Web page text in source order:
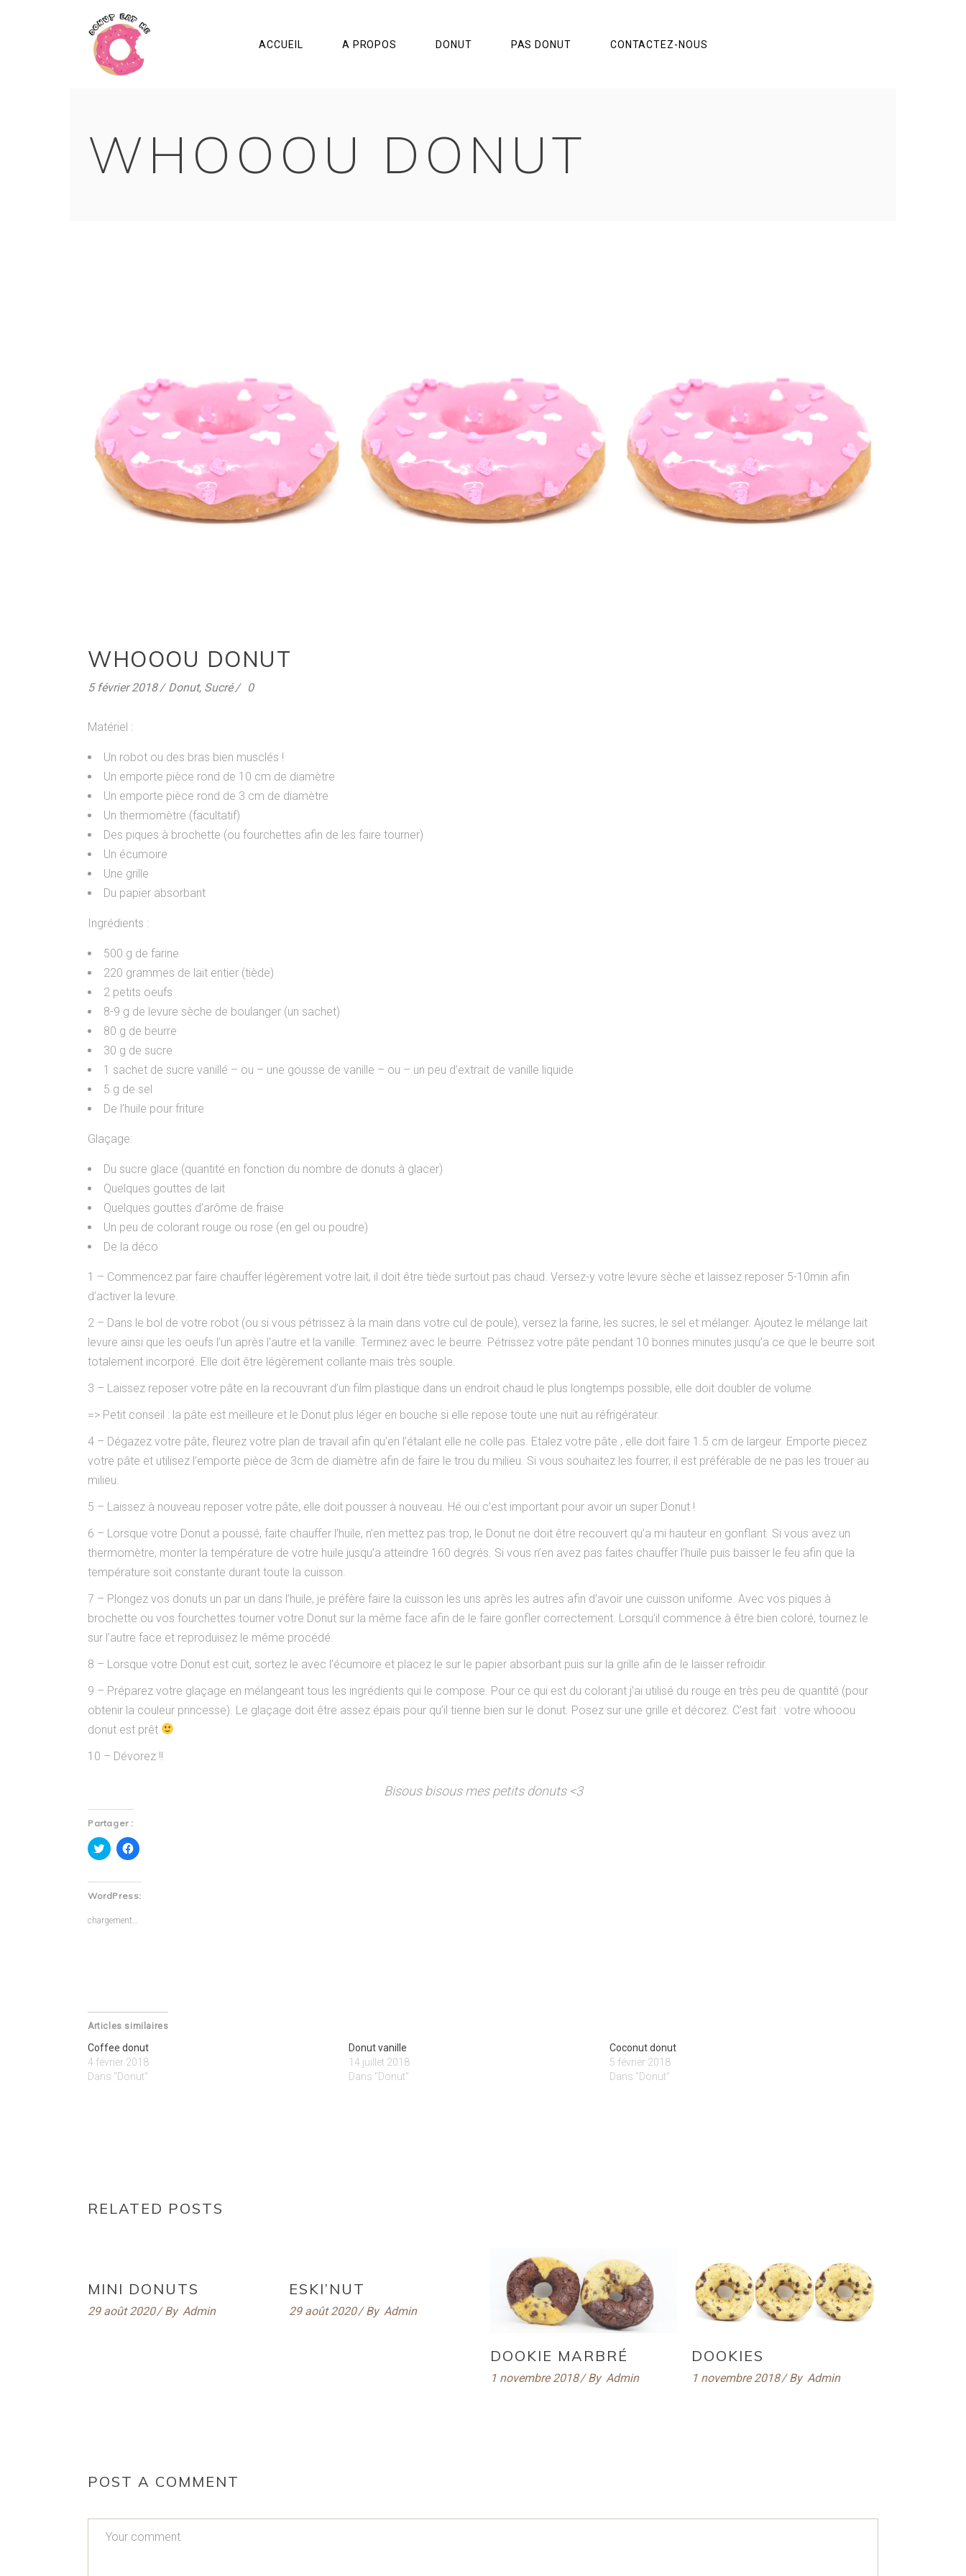
ACCUEIL A PROPOS DONUT PAS DONUT CONTACTEZ-NOUS
WHOOOU DONUT
WHOOOU DONUT
5 février 2018 Donut, Sucré 0
Matériel :
Un robot ou des bras bien musclés !
Un emporte pièce rond de 10 cm de diamètre
Un emporte pièce rond de 3 cm de diamètre
Un thermomètre (facultatif)
Des piques à brochette (ou fourchettes afin de les faire tourner)
Un écumoire
Une grille
Du papier absorbant
Ingrédients :
500 g de farine
220 grammes de lait entier (tiède)
2 petits oeufs
8-9 g de levure sèche de boulanger (un sachet)
80 g de beurre
30 g de sucre
1 sachet de sucre vanillé – ou – une gousse de vanille – ou – un peu d’extrait de vanille liquide
5 g de sel
De l’huile pour friture
Glaçage:
Du sucre glace (quantité en fonction du nombre de donuts à glacer)
Quelques gouttes de lait
Quelques gouttes d’arôme de fraise
Un peu de colorant rouge ou rose (en gel ou poudre)
De la déco
1 – Commencez par faire chauffer légèrement votre lait, il doit être tiède surtout pas chaud. Versez-y votre levure sèche et laissez reposer 5-10min afin
d’activer la levure.
2 – Dans le bol de votre robot (ou si vous pétrissez à la main dans votre cul de poule), versez la farine, les sucres, le sel et mélanger. Ajoutez le mélange lait
levure ainsi que les oeufs l’un après l’autre et la vanille. Terminez avec le beurre. Pétrissez votre pâte pendant 10 bonnes minutes jusqu’a ce que le beurre soit
totalement incorporé. Elle doit être légèrement collante mais très souple.
3 – Laissez reposer votre pâte en la recouvrant d’un film plastique dans un endroit chaud le plus longtemps possible, elle doit doubler de volume.
=> Petit conseil : la pâte est meilleure et le Donut plus léger en bouche si elle repose toute une nuit au réfrigérateur.
4 – Dégazez votre pâte, fleurez votre plan de travail afin qu’en l’étalant elle ne colle pas. Etalez votre pâte , elle doit faire 1.5 cm de largeur. Emporte piecez
votre pâte et utilisez l’emporte pièce de 3cm de diamètre afin de faire le trou du milieu. Si vous souhaitez les fourrer, il est préférable de ne pas les trouer au
milieu.
5 – Laissez à nouveau reposer votre pâte, elle doit pousser à nouveau. Hé oui c’est important pour avoir un super Donut !
6 – Lorsque votre Donut a poussé, faite chauffer l’huile, n’en mettez pas trop, le Donut ne doit être recouvert qu’a mi hauteur en gonflant. Si vous avez un
thermomètre, monter la température de votre huile jusqu’a atteindre 160 degrés. Si vous n’en avez pas faites chauffer l’huile puis baisser le feu afin que la
température soit constante durant toute la cuisson.
7 – Plongez vos donuts un par un dans l’huile, je préfère faire la cuisson les uns après les autres afin d’avoir une cuisson uniforme. Avec vos piques à
brochette ou vos fourchettes tourner votre Donut sur la même face afin de le faire gonfler correctement. Lorsqu’il commence à être bien coloré, tournez le
sur l’autre face et reproduisez le même procédé.
8 – Lorsque votre Donut est cuit, sortez le avec l’écumoire et placez le sur le papier absorbant puis sur la grille afin de le laisser refroidir.
9 – Préparez votre glaçage en mélangeant tous les ingrédients qui le compose. Pour ce qui est du colorant j’ai utilisé du rouge en très peu de quantité (pour
obtenir la couleur princesse). Le glaçage doit être assez épais pour qu’il tienne bien sur le donut. Posez sur une grille et décorez. C’est fait : votre whooou
donut est prêt
10 – Dévorez !!
Bisous bisous mes petits donuts <3
Partager :
Cliquez
pour
Twitter(ouvre
dans
une
fenêtre)
Cliquez
pour
Facebook(ouvre
dans
une
fenêtre)
WordPress:
chargement…
Articles similaires
Coffee donut
4 février 2018
Dans "Donut"
Donut vanille
14 juillet 2018
Dans "Donut"
Coconut donut
5 février 2018
Dans "Donut"
RELATED POSTS
MINI DONUTS
29 août 2020 By Admin
ESKI’NUT
29 août 2020 By Admin
DOOKIE MARBRÉ
1 novembre 2018 By Admin
DOOKIES
1 novembre 2018 By Admin
POST A COMMENT